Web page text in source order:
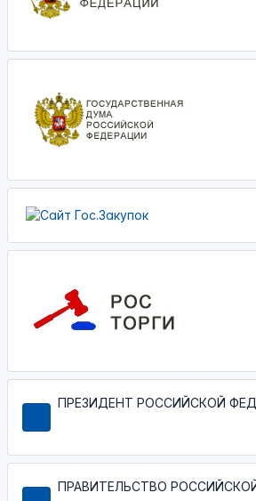
ПРЕЗИДЕНТ РОССИЙСКОЙ
ПРАВИТЕЛЬСТВО